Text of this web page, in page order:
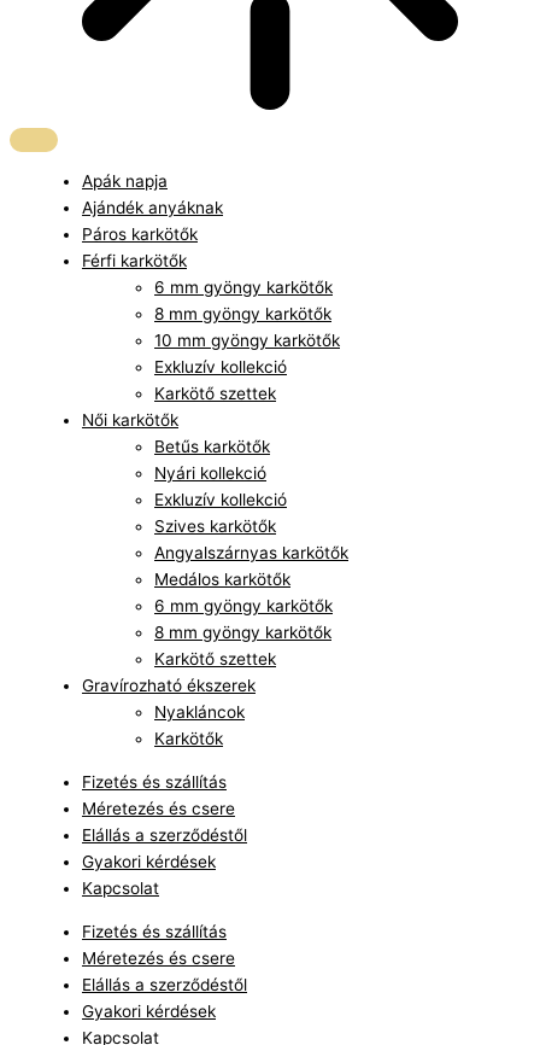
Apák napja
Ajándék anyáknak
Páros karkötők
Férfi karkötők
6 mm gyöngy karkötők
8 mm gyöngy karkötők
10 mm gyöngy karkötők
Exkluzív kollekció
Karkötő szettek
Női karkötők
Betűs karkötők
Nyári kollekció
Exkluzív kollekció
Szives karkötők
Angyalszárnyas karkötők
Medálos karkötők
6 mm gyöngy karkötők
8 mm gyöngy karkötők
Karkötő szettek
Gravírozható ékszerek
Nyakláncok
Karkötők
Fizetés és szállítás
Méretezés és csere
Elállás a szerződéstől
Gyakori kérdések
Kapcsolat
Fizetés és szállítás
Méretezés és csere
Elállás a szerződéstől
Gyakori kérdések
Kapcsolat